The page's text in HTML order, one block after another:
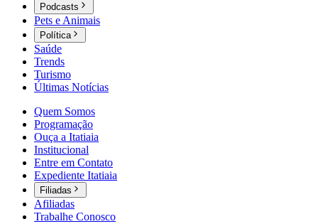
Podcasts
Pets e Animais
Política
Saúde
Trends
Turismo
Últimas Notícias
Quem Somos
Programação
Ouça a Itatiaia
Institucional
Entre em Contato
Expediente Itatiaia
Filiadas
Afiliadas
Trabalhe Conosco